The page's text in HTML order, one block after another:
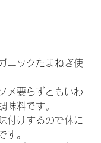
ニックたまねぎ使
メ要らずともいわ
味料です。
付けするので体に
す。